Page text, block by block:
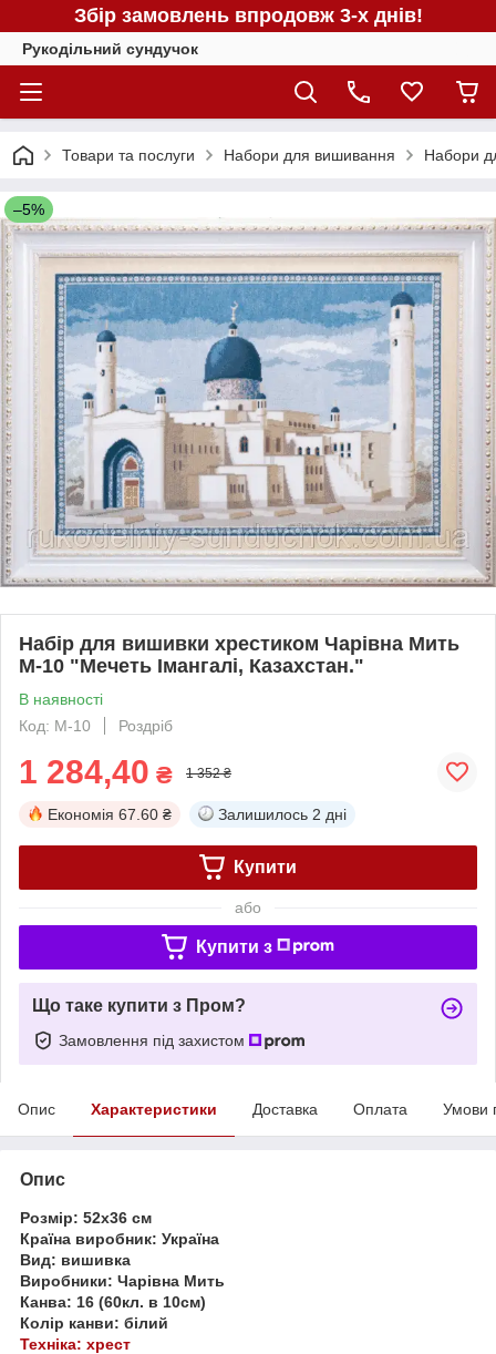
Збір замовлень впродовж 3-х днів!
Рукодільний сундучок
Товари та послуги Набори для вишивання Набори
–5%
Набір для вишивки хрестиком Чарівна Мить
М-10 "Мечеть Імангалі, Казахстан."
В наявності
Код: М-10
Роздріб
1 284,40 ₴ 1 352 ₴
Економія 67.60 ₴ Залишилось 2 дні
Купити
або
Купити з
Що таке купити з Пром?
Замовлення під захистом
Опис Характеристики Доставка Оплата Умови
Опис
Розмір: 52x36 см
Країна виробник: Україна
Вид: вишивка
Виробники: Чарівна Мить
Канва: 16 (60кл. в 10см)
Колір канви: білий
Техніка: хрест